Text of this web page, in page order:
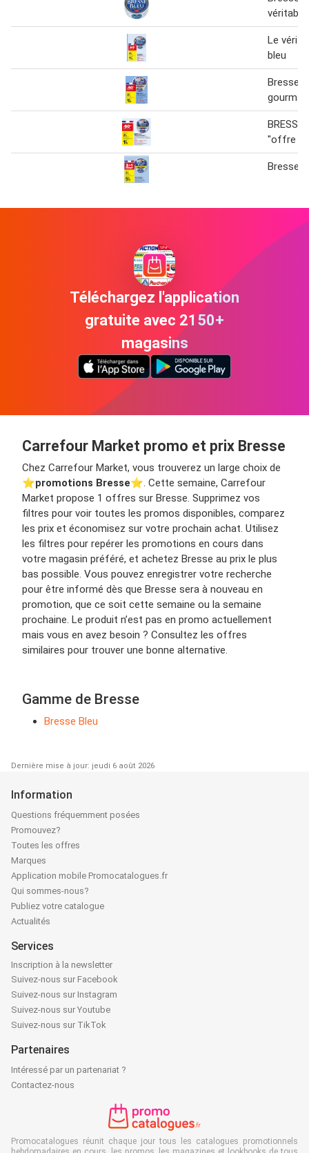
véritable
Le
bleu
Bresse
BRESSE
"offre
Bresse
Téléchargez l'application
gratuite avec 2150+
magasins
Carrefour Market promo et prix Bresse
Chez Carrefour Market, vous trouverez un large choix de
⭐️promotions Bresse⭐️. Cette semaine, Carrefour
Market propose 1 offres sur Bresse. Supprimez vos
filtres pour voir toutes les promos disponibles, comparez
les prix et économisez sur votre prochain achat. Utilisez
les filtres pour repérer les promotions en cours dans
votre magasin préféré, et achetez Bresse au prix le plus
bas possible. Vous pouvez enregistrer votre recherche
pour être informé dès que Bresse sera à nouveau en
promotion, que ce soit cette semaine ou la semaine
prochaine. Le produit n’est pas en promo actuellement
mais vous en avez besoin ? Consultez les offres
similaires pour trouver une bonne alternative.
Gamme de Bresse
Bresse Bleu
Dernière mise à jour: jeudi 6 août 2026
Information
Questions fréquemment posées
Promouvez?
Toutes les offres
Marques
Application mobile Promocatalogues.fr
Qui sommes-nous?
Publiez votre catalogue
Actualités
Services
Inscription à la newsletter
Suivez-nous sur Facebook
Suivez-nous sur Instagram
Suivez-nous sur Youtube
Suivez-nous sur TikTok
Partenaires
Intéressé par un partenariat ?
Contactez-nous
Promocatalogues réunit chaque jour tous les catalogues promotionnels